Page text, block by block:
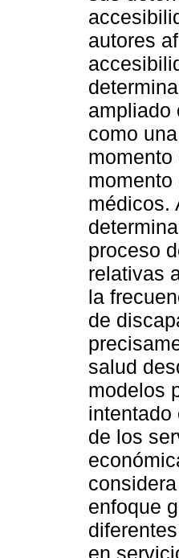
autores
ampliado
como
médicos.
proceso
relativas
la
de
salud
modelos
intentado
de los
enfoque
en